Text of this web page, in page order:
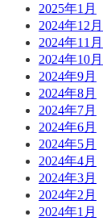
2025年1月
2024年12月
2024年11月
2024年10月
2024年9月
2024年8月
2024年7月
2024年6月
2024年5月
2024年4月
2024年3月
2024年2月
2024年1月